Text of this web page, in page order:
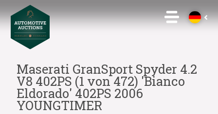
Maserati GranSport Spyder 4.2
V8 402PS (1 von 472) 'Bianco
Eldorado' 402PS 2006
YOUNGTIMER